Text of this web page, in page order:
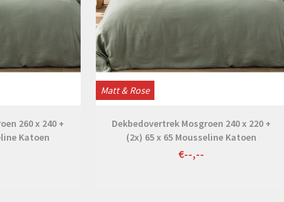
260 x 240 +
Katoen
Matt & Rose
Dekbedovertrek Mosgroen 240 x 220 +
(2x) 65 x 65 Mousseline Katoen
€--,--